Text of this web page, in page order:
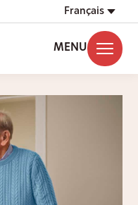
Français
MENU